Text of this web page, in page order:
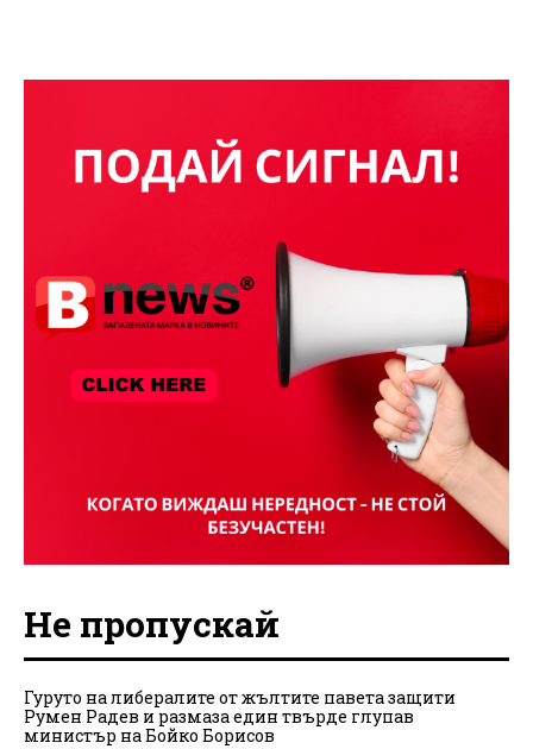
Не пропускай
Гуруто на либералите от жълтите павета защити
Румен Радев и размаза един твърде глупав
министър на Бойко Борисов